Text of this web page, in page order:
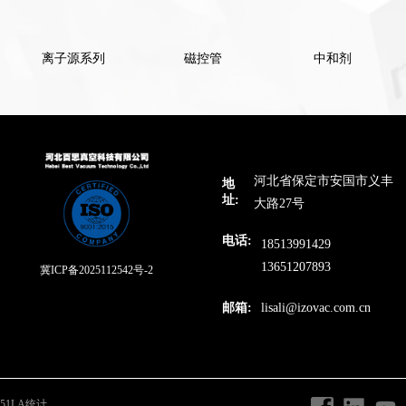
离子源系列 磁控管 中和剂
冀ICP备2025112542号-2
地
址:
河北省保定市安国市义丰
大路27号
电话:
18513991429
13651207893
邮箱: lisali@izovac.com.cn